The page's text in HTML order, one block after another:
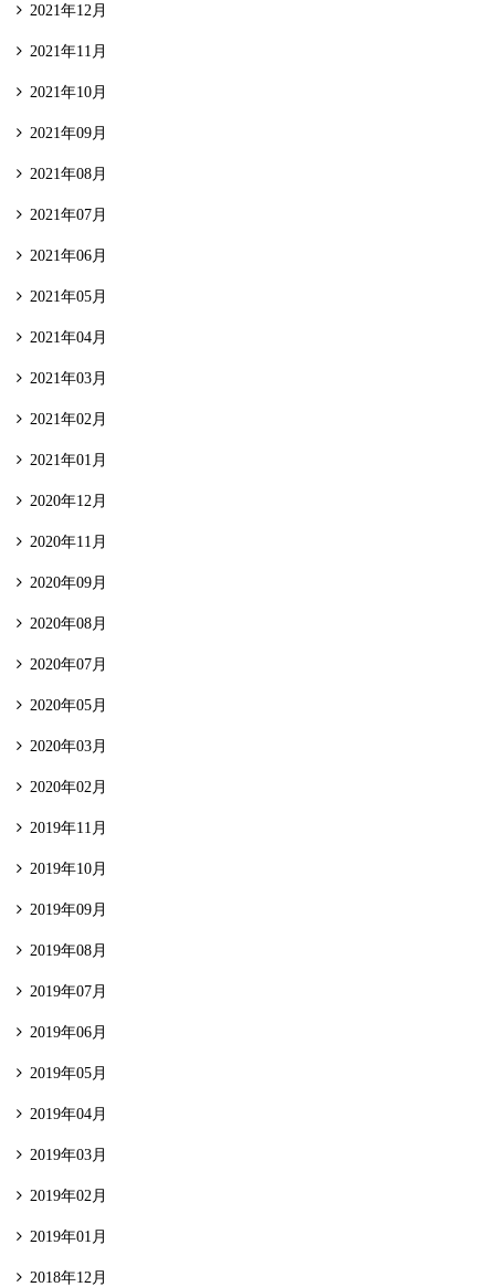
2021年12月
2021年11月
2021年10月
2021年09月
2021年08月
2021年07月
2021年06月
2021年05月
2021年04月
2021年03月
2021年02月
2021年01月
2020年12月
2020年11月
2020年09月
2020年08月
2020年07月
2020年05月
2020年03月
2020年02月
2019年11月
2019年10月
2019年09月
2019年08月
2019年07月
2019年06月
2019年05月
2019年04月
2019年03月
2019年02月
2019年01月
2018年12月